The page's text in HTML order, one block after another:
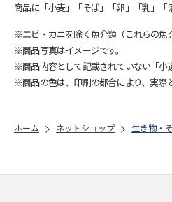
商品に「小麦」「そば」「卵」「乳」「
※エビ・カニを除く魚介類（これらの魚
※商品写真はイメージです。
※商品内容として記載されていない「小
※商品の色は、印刷の都合により、実際
ホーム ネットショップ 生き物・